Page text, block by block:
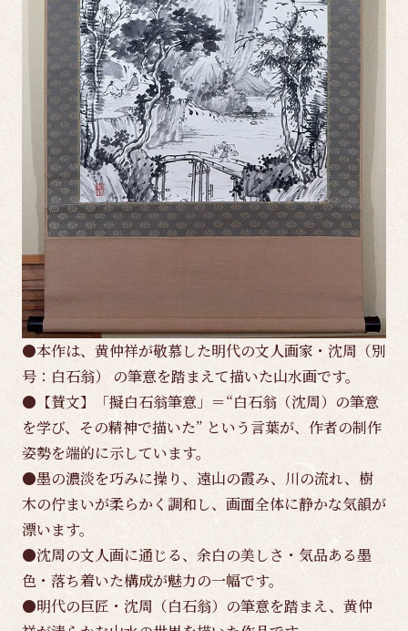
●本作は、黄仲祥が敬慕した明代の文人画家・沈周（別
号：白石翁） の筆意を踏まえて描いた山水画です。
●【賛文】「擬白石翁筆意」＝“白石翁（沈周）の筆意
を学び、その精神で描いた” という言葉が、作者の制作
姿勢を端的に示しています。
●墨の濃淡を巧みに操り、遠山の霞み、川の流れ、樹
木の佇まいが柔らかく調和し、画面全体に静かな気韻が
漂います。
●沈周の文人画に通じる、余白の美しさ・気品ある墨
色・落ち着いた構成が魅力の一幅です。
●明代の巨匠・沈周（白石翁）の筆意を踏まえ、黄仲